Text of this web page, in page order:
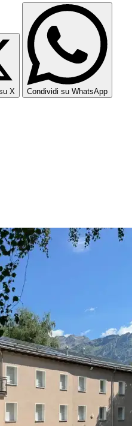
X Condividi su WhatsApp